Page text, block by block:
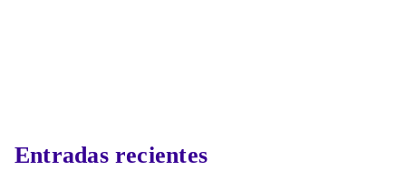
Entradas recientes